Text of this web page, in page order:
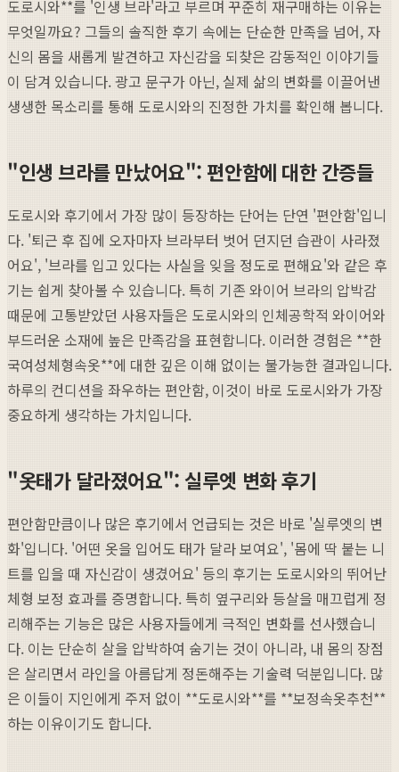
도로시와**를 '인생 브라'라고 부르며 꾸준히 재구매하는 이유는
무엇일까요? 그들의 솔직한 후기 속에는 단순한 만족을 넘어, 자
신의 몸을 새롭게 발견하고 자신감을 되찾은 감동적인 이야기들
이 담겨 있습니다. 광고 문구가 아닌, 실제 삶의 변화를 이끌어낸
생생한 목소리를 통해 도로시와의 진정한 가치를 확인해 봅니다.
"인생 브라를 만났어요": 편안함에 대한 간증들
도로시와 후기에서 가장 많이 등장하는 단어는 단연 '편안함'입니
다. '퇴근 후 집에 오자마자 브라부터 벗어 던지던 습관이 사라졌
어요', '브라를 입고 있다는 사실을 잊을 정도로 편해요'와 같은 후
기는 쉽게 찾아볼 수 있습니다. 특히 기존 와이어 브라의 압박감
때문에 고통받았던 사용자들은 도로시와의 인체공학적 와이어와
부드러운 소재에 높은 만족감을 표현합니다. 이러한 경험은 **한
국여성체형속옷**에 대한 깊은 이해 없이는 불가능한 결과입니다.
하루의 컨디션을 좌우하는 편안함, 이것이 바로 도로시와가 가장
중요하게 생각하는 가치입니다.
"옷태가 달라졌어요": 실루엣 변화 후기
편안함만큼이나 많은 후기에서 언급되는 것은 바로 '실루엣의 변
화'입니다. '어떤 옷을 입어도 태가 달라 보여요', '몸에 딱 붙는 니
트를 입을 때 자신감이 생겼어요' 등의 후기는 도로시와의 뛰어난
체형 보정 효과를 증명합니다. 특히 옆구리와 등살을 매끄럽게 정
리해주는 기능은 많은 사용자들에게 극적인 변화를 선사했습니
다. 이는 단순히 살을 압박하여 숨기는 것이 아니라, 내 몸의 장점
은 살리면서 라인을 아름답게 정돈해주는 기술력 덕분입니다. 많
은 이들이 지인에게 주저 없이 **도로시와**를 **보정속옷추천**
하는 이유이기도 합니다.